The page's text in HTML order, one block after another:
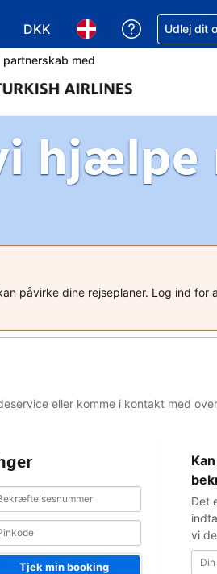
DKK
Vælg valuta. Din nuværende
Vælg sprog. Dit
Få hjælp til
Udlej dit
partnerskab med
hjælpe
påvirke dine rejseplaner. Log ind
eller komme i kontakt med
Tjek min booking
Det
vi